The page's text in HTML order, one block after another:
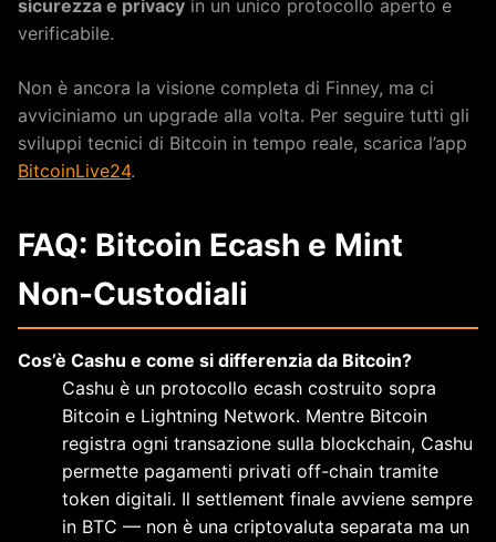
sicurezza e privacy in un unico protocollo aperto e
verificabile.
Non è ancora la visione completa di Finney, ma ci
avviciniamo un upgrade alla volta. Per seguire tutti gli
sviluppi tecnici di Bitcoin in tempo reale, scarica l’app
BitcoinLive24.
FAQ: Bitcoin Ecash e Mint
Non-Custodiali
Cos’è Cashu e come si differenzia da Bitcoin?
Cashu è un protocollo ecash costruito sopra
Bitcoin e Lightning Network. Mentre Bitcoin
registra ogni transazione sulla blockchain, Cashu
permette pagamenti privati off-chain tramite
token digitali. Il settlement finale avviene sempre
in BTC — non è una criptovaluta separata ma un